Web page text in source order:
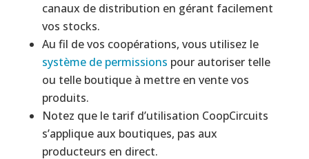
canaux de distribution en gérant facilement
vos stocks.
Au fil de vos coopérations, vous utilisez le
système de permissions pour autoriser telle
ou telle boutique à mettre en vente vos
produits.
Notez que le tarif d’utilisation CoopCircuits
s’applique aux boutiques, pas aux
producteurs en direct.